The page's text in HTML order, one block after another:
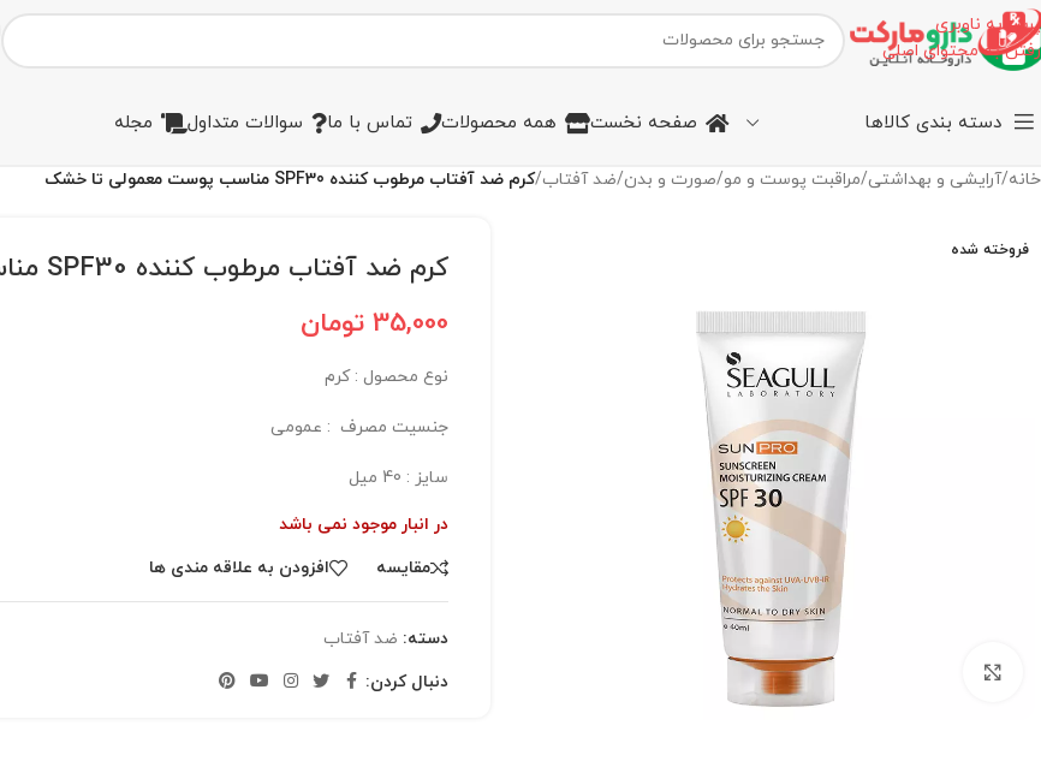
پرش به ناوبری
رفتن به محتوای اصلی
دسته بندی کالاها صفحه نخست همه محصولات تماس با ما سوالات متداول مجله
خانه/آرایشی و بهداشتی/مراقبت پوست و مو/صورت و بدن/ضد آفتاب/کرم ضد آفتاب مرطوب کننده SPF30 مناسب پوست معمولی تا خشک
فروخته شده
برای بزرگنمایی کلیک کنید
کرم ضد آفتاب مرطوب کننده SPF30 مناسب پوست معمولی تا خشک
35,000 تومان
نوع محصول : کرم
جنسیت مصرف : عمومی
سایز : 40 میل
در انبار موجود نمی باشد
مقایسه
افزودن به علاقه مندی ها
دسته: ضد آفتاب
دنبال کردن: